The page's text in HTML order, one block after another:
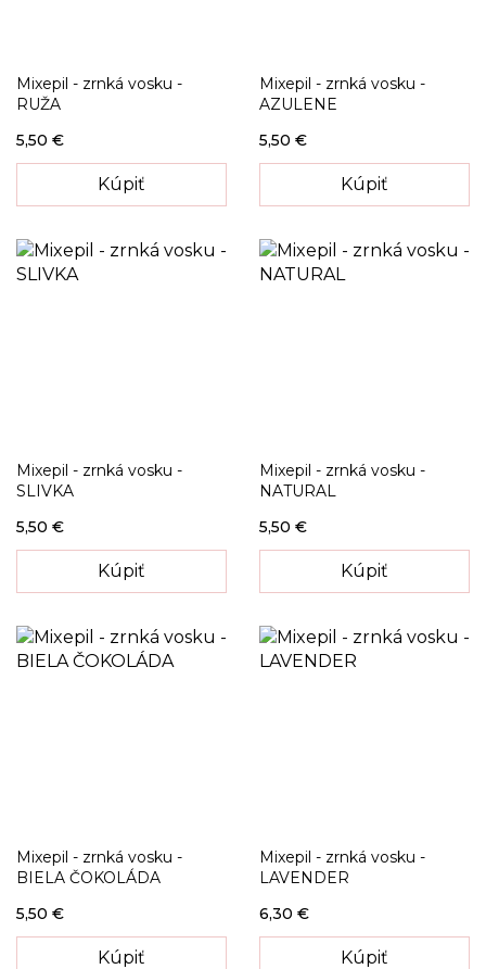
Mixepil - zrnká vosku -
RUŽA
5,50 €
Kúpiť
Mixepil - zrnká vosku -
AZULENE
5,50 €
Kúpiť
Mixepil - zrnká vosku -
SLIVKA
5,50 €
Kúpiť
Mixepil - zrnká vosku -
NATURAL
5,50 €
Kúpiť
Mixepil - zrnká vosku -
BIELA ČOKOLÁDA
5,50 €
Kúpiť
Mixepil - zrnká vosku -
LAVENDER
6,30 €
Kúpiť